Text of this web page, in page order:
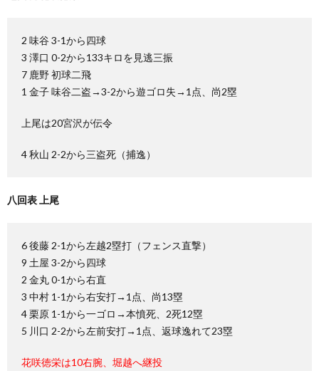
2 味谷 3-1から四球
3 澤口 0-2から133キロを見逃三振
7 鹿野 初球二飛
1 金子 味谷二盗→3-2から遊ゴロ失→1点、尚2塁
上尾は20宮沢が伝令
4 秋山 2-2から三盗死（捕逸）
八回表 上尾
6 後藤 2-1から左越2塁打（フェンス直撃）
9 土屋 3-2から四球
2 金丸 0-1から右直
3 中村 1-1から右安打→1点、尚13塁
4 栗原 1-1から一ゴロ→本憤死、2死12塁
5 川口 2-2から左前安打→1点、返球逸れて23塁
花咲徳栄は10右腕、堀越へ継投